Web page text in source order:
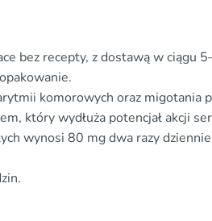
bez recepty, z dostawą w ciągu
komorowych oraz migotania
który wydłuża potencjał akcji
wynosi 80 mg dwa razy